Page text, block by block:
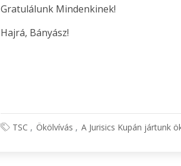
Gratulálunk Mindenkinek!
Hajrá, Bányász!
TSC Ökölvívás A Jurisics Kupán jártunk